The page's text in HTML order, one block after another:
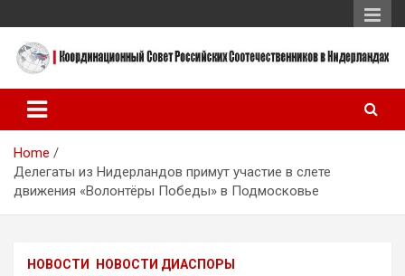
to
content
Координационный Совет
Российских
Соотечественников в
Нидерландах
Нидерландах
Home
Делегаты из Нидерландов примут участие в слете
движения «Волонтёры Победы» в Подмосковье
НОВОСТИ
НОВОСТИ ДИАСПОРЫ